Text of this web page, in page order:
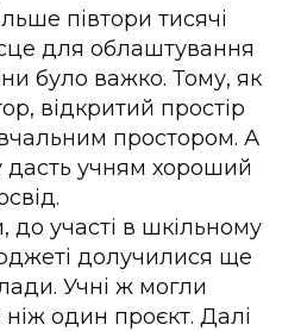
півтори тисячі
для облаштування
було важко. Тому, як
відкритий простір
простором. А
дасть учням хороший
до участі в шкільному
долучилися ще
Учні ж могли
один проєкт. Далі